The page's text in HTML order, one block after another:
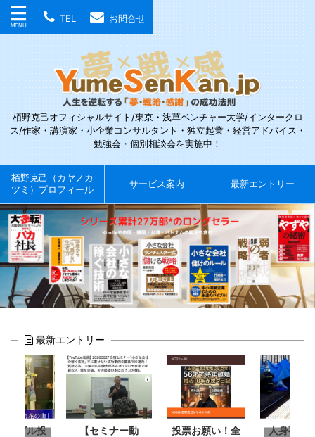
TEL お問合せ
栢野克己オフィシャルサイト/東京・浅草ベンチャー大学/インタークロ
ス/作家・講演家・小企業コンサルタント・独立起業・経営アドバイス・
勉強会・個別相談会を実施中！
栢野克己（カヤノカ
ツミ）プロフィール
サービス案内 最新エントリー
最新エントリー
ミナー動
投票お願い！全
人身事故でミン
栢野克